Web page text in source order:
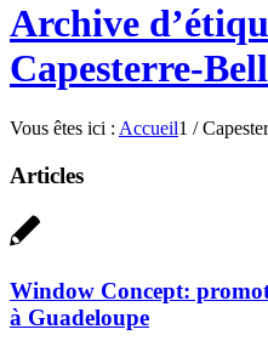
Archive
Capesterre-
Vous êtes ici : Accueil1 /
Articles
Window Concept:
à Guadeloupe